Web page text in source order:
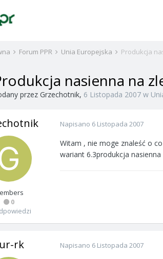
Forum PPR Unia Europejska Produkcja
nasienna na
przez Grzechotnik, 6 Listopada 2007 w
0
Napisano 6 Listopada 2007
Witam , nie moge znaleść o
wariant 6.3produkcja
rk Napisano 6 Listopada 2007